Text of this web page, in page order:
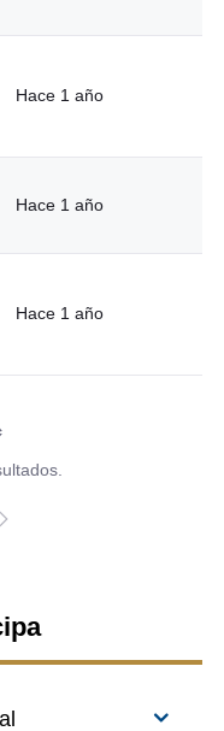
Hace 1 año
Hace 1 año
Hace 1 año